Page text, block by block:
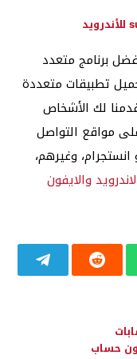
برنامج متعدد
تطبيقات متعددة
لك الأشخاص
مواقع التواصل
وغيرهم،
والايفون
حساب